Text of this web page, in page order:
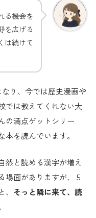
る機会を
を広げる
は続けて
り、今では歴史漫画や
では教えてくれない大
の満点ゲットシリー
を読んでいます。
然と読める漢字が増え
場面がありますが、５
そっと隣に来て、読